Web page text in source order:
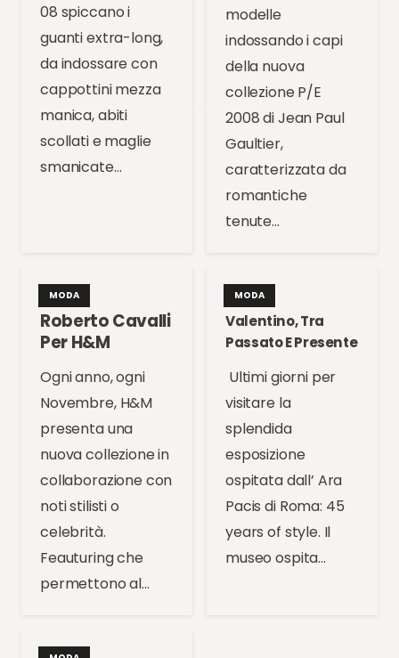
08 spiccano i
guanti extra-long,
da indossare con
cappottini mezza
manica, abiti
scollati e maglie
smanicate…
modelle
indossando i capi
della nuova
collezione P/E
2008 di Jean Paul
Gaultier,
caratterizzata da
romantiche
tenute…
MODA
Roberto Cavalli
Per H&M
Ogni anno, ogni
Novembre, H&M
presenta una
nuova collezione in
collaborazione con
noti stilisti o
celebrità.
Feauturing che
permettono al…
MODA
Valentino, Tra
Passato E Presente
Ultimi giorni per
visitare la
splendida
esposizione
ospitata dall’ Ara
Pacis di Roma: 45
years of style. Il
museo ospita…